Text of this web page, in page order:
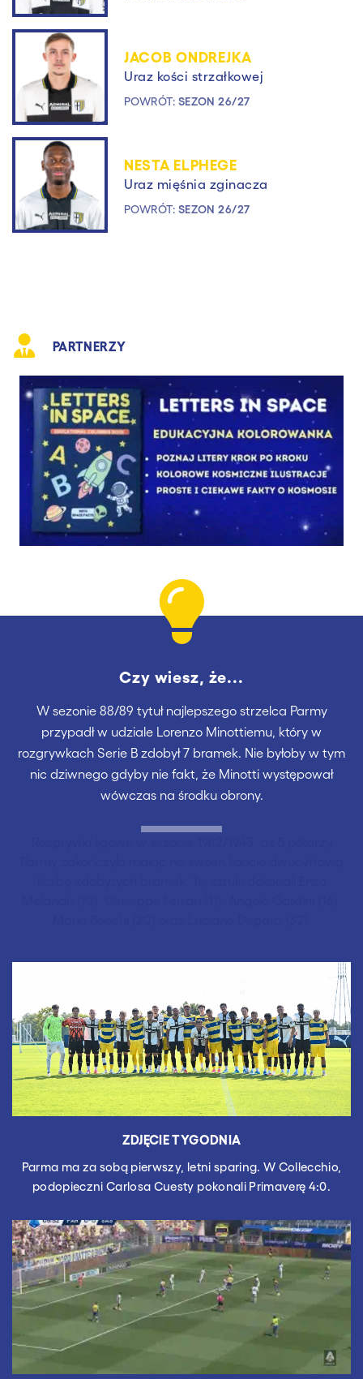
JACOB ONDREJKA
Uraz kości strzałkowej
POWRÓT: SEZON 26/27
NESTA ELPHEGE
Uraz mięśnia zginacza
POWRÓT: SEZON 26/27
PARTNERZY
Czy wiesz, że...
W sezonie 88/89 tytuł najlepszego strzelca Parmy
przypadł w udziale Lorenzo Minottiemu, który w
rozgrywkach Serie B zdobył 7 bramek. Nie byłoby w tym
nic dziwnego gdyby nie fakt, że Minotti występował
wówczas na środku obrony.
ZDJĘCIE TYGODNIA
Parma ma za sobą pierwszy, letni sparing. W Collecchio,
podopieczni Carlosa Cuesty pokonali Primaverę 4:0.